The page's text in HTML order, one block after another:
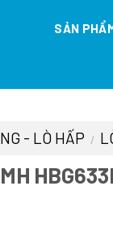
SẢN
- LÒ HẤP /